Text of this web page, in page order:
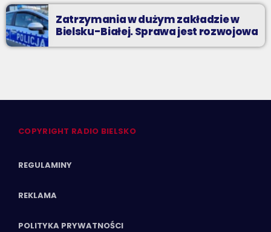
Zatrzymania w dużym zakładzie w
Bielsku-Białej. Sprawa jest rozwojowa
COPYRIGHT RADIO BIELSKO
REGULAMINY
REKLAMA
POLITYKA PRYWATNOŚCI